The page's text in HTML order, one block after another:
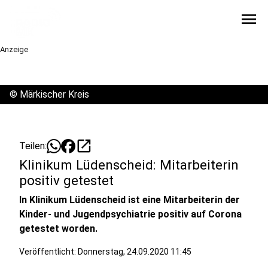
menu
Anzeige
© Märkischer Kreis
Teilen: open_in_new
Klinikum Lüdenscheid: Mitarbeiterin
positiv getestet
In Klinikum Lüdenscheid ist eine Mitarbeiterin der
Kinder- und Jugendpsychiatrie positiv auf Corona
getestet worden.
Veröffentlicht: Donnerstag, 24.09.2020 11:45